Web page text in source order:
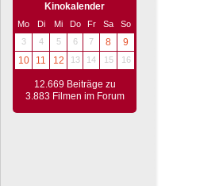
Kinokalender
Mo Di Mi Do Fr Sa
So
3
4 5 6 7 8
9
10
11 12 13 14 15 16
12.669 Beiträge zu
3.883 Filmen im Forum